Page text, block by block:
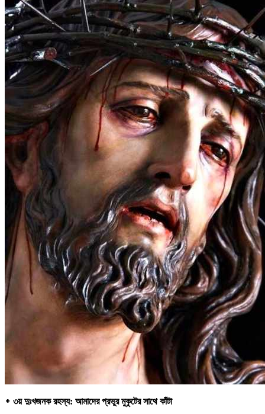
᛭ ৩য় দুঃখজনক রহস্য: আমাদের প্রভুর মুকুটের সাথে কাঁটা